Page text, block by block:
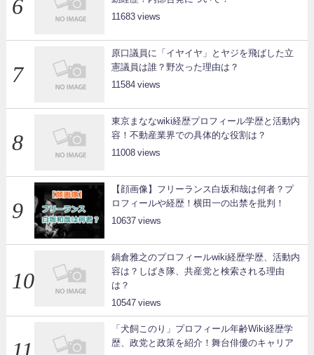
11683
原口議員に「イヤイヤ」とヤジを飛ばした立
憲議員は誰？野次った理由は？
11584
東京まななwiki経歴プロフィール学歴と活動内
容！不動産業界での具体的な役割は？
11008
【顔画像】フリーランス白坂和哉は何者？プ
ロフィールや経歴！横田一の出禁を批判！
10637
鍋倉雅之のプロフィールwiki経歴学歴、活動内
容は？しばき隊、共産党と検索される理由
は？
10547
「犬飼このり」プロフィール年齢Wiki経歴学
歴、政党と政策を紹介！舞台俳優のキャリア